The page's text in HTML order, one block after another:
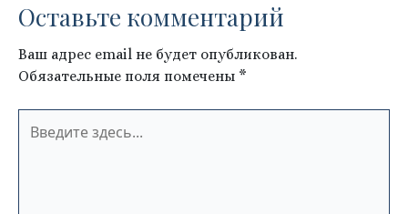
Оставьте комментарий
Ваш адрес email не будет опубликован.
Обязательные поля помечены *
здесь...